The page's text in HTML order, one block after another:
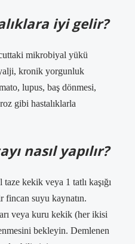
iyi gelir?
mikrobiyal yükü
kronik yorgunluk
lupus, baş dönmesi,
gibi hastalıklarla
nasıl yapılır?
kekik veya 1 tatlı kaşığı
suyu kaynatın.
veya kuru kekik (her ikisi
bekleyin. Demlenen